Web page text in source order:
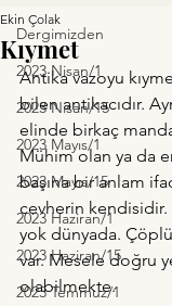
Dergimizden
2023 Nisan/1
2023 Nisan/15
2023 Mayıs/1
2023 Mayıs/15
2023 Haziran/1
2023 Haziran/15
2023 Temmuz/1
Kıymet
Ekin Çolak
Antika vazoyu
bilen antikacıdır.
elinde birkaç
Mühim olan ya da
başına bir anlam
cevherin kendisidir.
yok dünyada.
var. Mesele doğru
olabilmekte.